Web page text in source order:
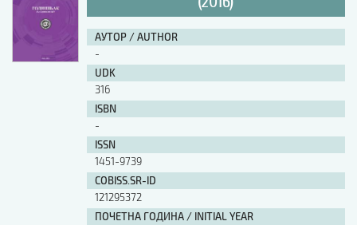
АУТОР / AUTHOR
-
UDK
316
ISBN
-
ISSN
1451-9739
COBISS.SR-ID
121295372
ПОЧЕТНА ГОДИНА / INITIAL YEAR